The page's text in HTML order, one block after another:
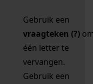
Gebruik een
vraagteken (?)
één letter te
vervangen.
Gebruik een